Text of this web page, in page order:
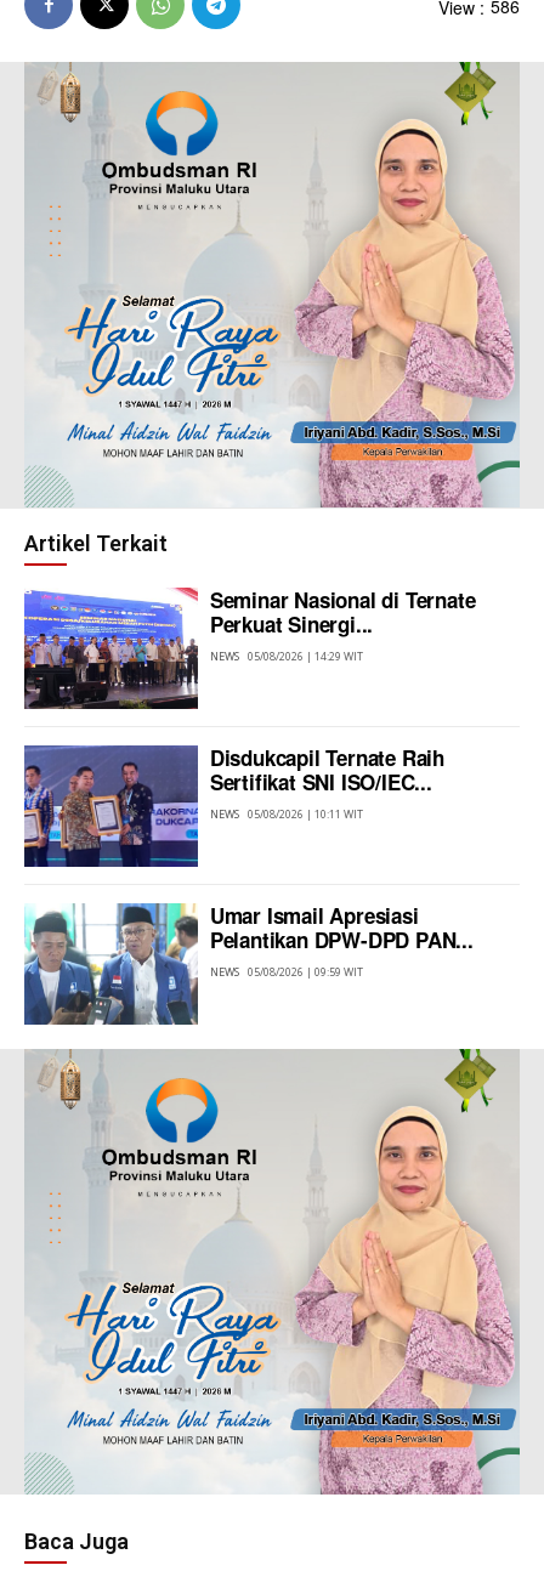
View : 586
Artikel Terkait
Seminar Nasional di Ternate
Perkuat Sinergi...
NEWS 05/08/2026 | 14:29 WIT
Disdukcapil Ternate Raih
Sertifikat SNI ISO/IEC...
NEWS 05/08/2026 | 10:11 WIT
Umar Ismail Apresiasi
Pelantikan DPW-DPD PAN...
NEWS 05/08/2026 | 09:59 WIT
Baca Juga